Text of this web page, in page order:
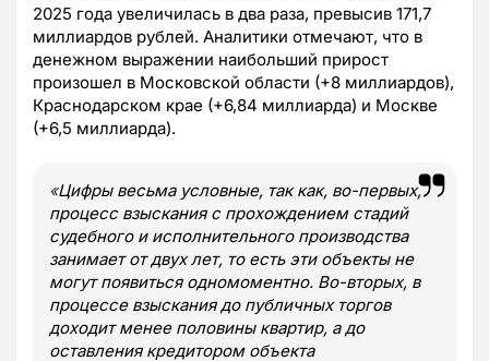
2025 года увеличилась в два раза, превысив 171,7
миллиардов рублей. Аналитики отмечают, что в
денежном выражении наибольший прирост
произошел в Московской области (+8 миллиардов),
Краснодарском крае (+6,84 миллиарда) и Москве
(+6,5 миллиарда).
«Цифры весьма условные, так как, во-первых,
процесс взыскания с прохождением стадий
судебного и исполнительного производства
занимает от двух лет, то есть эти объекты не
могут появиться одномоментно. Во-вторых, в
процессе взыскания до публичных торгов
доходит менее половины квартир, а до
оставления кредитором объекта